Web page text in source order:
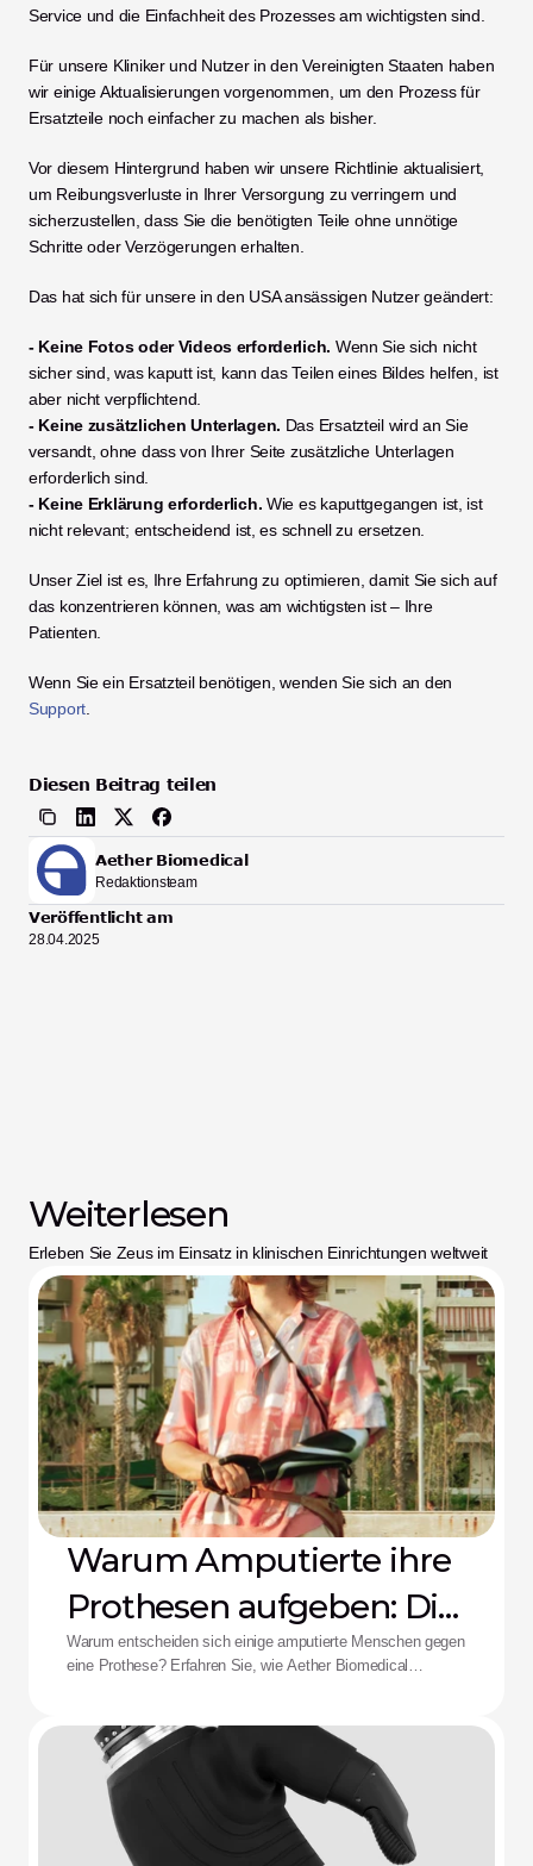
Service und die Einfachheit des Prozesses am wichtigsten sind.
Für unsere Kliniker und Nutzer in den Vereinigten Staaten haben
wir einige Aktualisierungen vorgenommen, um den Prozess für
Ersatzteile noch einfacher zu machen als bisher.
Vor diesem Hintergrund haben wir unsere Richtlinie aktualisiert,
um Reibungsverluste in Ihrer Versorgung zu verringern und
sicherzustellen, dass Sie die benötigten Teile ohne unnötige
Schritte oder Verzögerungen erhalten.
Das hat sich für unsere in den USA ansässigen Nutzer geändert:
- Keine Fotos oder Videos erforderlich. Wenn Sie sich nicht
sicher sind, was kaputt ist, kann das Teilen eines Bildes helfen, ist
aber nicht verpflichtend.
- Keine zusätzlichen Unterlagen. Das Ersatzteil wird an Sie
versandt, ohne dass von Ihrer Seite zusätzliche Unterlagen
erforderlich sind.
- Keine Erklärung erforderlich. Wie es kaputtgegangen ist, ist
nicht relevant; entscheidend ist, es schnell zu ersetzen.
Unser Ziel ist es, Ihre Erfahrung zu optimieren, damit Sie sich auf
das konzentrieren können, was am wichtigsten ist – Ihre
Patienten.
Support
Diesen Beitrag teilen
Aether Biomedical
Redaktionsteam
Veröffentlicht am
28.04.2025
Weiterlesen
Erleben Sie Zeus im Einsatz in klinischen Einrichtungen weltweit
Warum Amputierte ihre
Prothesen aufgeben: Die
Aether-Lösung
Warum entscheiden sich einige amputierte Menschen gegen
eine Prothese? Erfahren Sie, wie Aether Biomedical